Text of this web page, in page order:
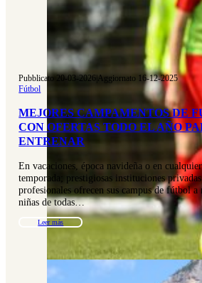
Pubblicato 20-03-2026|Aggiornato 16-12-2025
Fútbol
MEJORES CAMPAMENTOS DE
CON OFERTAS TODO EL AÑO
ENTRENAR
En vacaciones, época navideña o en cualquier
temporada; prestigiosas instituciones
profesionales ofrecen sus campus de fútbol a
niñas de todas…
Leer más